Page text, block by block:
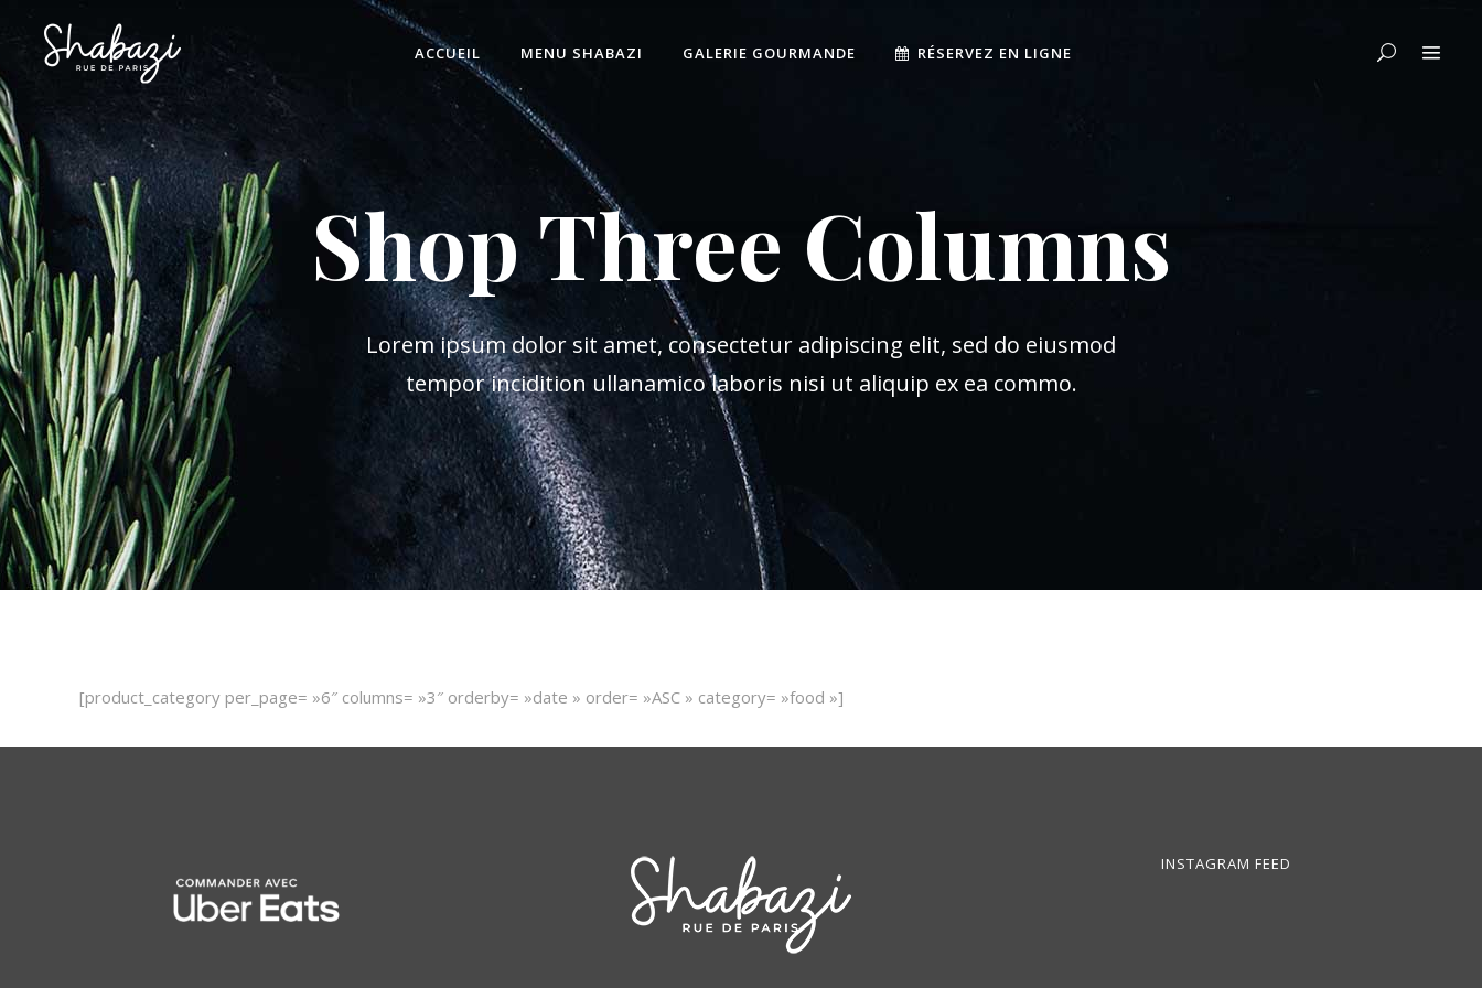
ACCUEIL MENU SHABAZI GALERIE GOURMANDE RÉSERVEZ EN LIGNE
Shop Three Columns
Lorem ipsum dolor sit amet, consectetur adipiscing elit, sed do eiusmod
tempor incidition ullanamico laboris nisi ut aliquip ex ea commo.
[product_category per_page= »6″ columns= »3″ orderby= »date » order= »ASC » category= »food »]
INSTAGRAM FEED